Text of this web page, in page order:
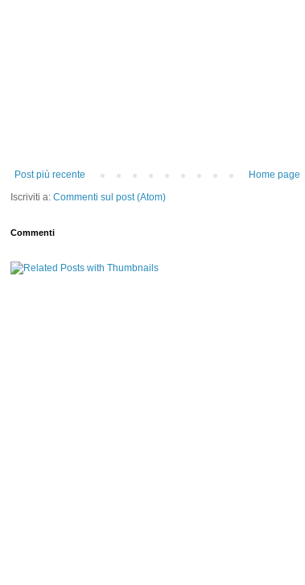
Post più recente
Home page
Iscriviti a: Commenti sul post (Atom)
Commenti